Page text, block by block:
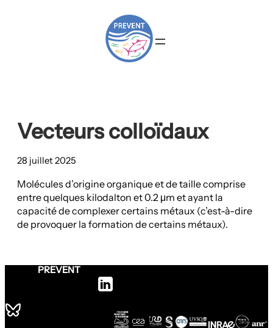
Vecteurs colloïdaux
28 juillet 2025
Molécules d’origine organique et de taille comprise
entre quelques kilodalton et 0.2 μm et ayant la
capacité de complexer certains métaux (c’est-à-dire
de provoquer la formation de certains métaux).
PREVENT